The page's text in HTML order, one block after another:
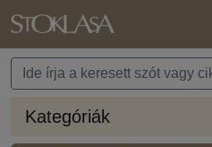
Kategóriák